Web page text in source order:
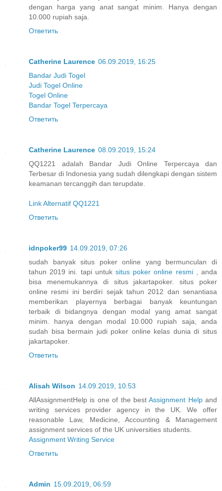
dengan harga yang anat sangat minim. Hanya dengan
10.000 rupiah saja.
Ответить
Catherine Laurence 06.09.2019, 16:25
Bandar Judi Togel
Judi Togel Online
Togel Online
Bandar Togel Terpercaya
Ответить
Catherine Laurence 08.09.2019, 15:24
QQ1221 adalah Bandar Judi Online Terpercaya dan
Terbesar di Indonesia yang sudah dilengkapi dengan sistem
keamanan tercanggih dan terupdate.
Link Alternatif QQ1221
Ответить
idnpoker99 14.09.2019, 07:26
sudah banyak situs poker online yang bermunculan di
tahun 2019 ini. tapi untuk situs poker online resmi, anda
bisa menemukannya di situs jakartapoker. situs poker
online resmi ini berdiri sejak tahun 2012 dan senantiasa
memberikan playernya berbagai banyak keuntungan
terbaik di bidangnya dengan modal yang amat sangat
minim. hanya dengan modal 10.000 rupiah saja, anda
sudah bisa bermain judi poker online kelas dunia di situs
jakartapoker.
Ответить
Alisah Wilson 14.09.2019, 10:53
AllAssignmentHelp is one of the bestAssignment Helpand
writing services provider agency in the UK. We offer
reasonable Law, Medicine, Accounting & Management
assignment services of the UK universities students.
Assignment Writing Service
Ответить
Admin 15.09.2019, 06:59